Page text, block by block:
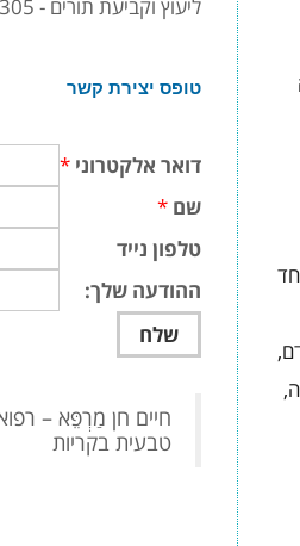
ליעוץ וקביעת תורים - 050-3445305
טופס יצירת קשר
דואר אלקטרוני *
שם *
טלפון נייד
ההודעה שלך:
‏חיים חן מַרְפֵּא –
טבעית בקריות‏